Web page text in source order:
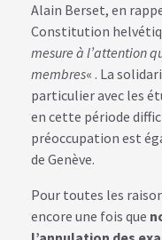
Alain Berset, en
Constitution
mesure à l’attention
membres« . La
particulier avec les
en cette période
préoccupation est
de Genève.
Pour toutes les
encore une fois que